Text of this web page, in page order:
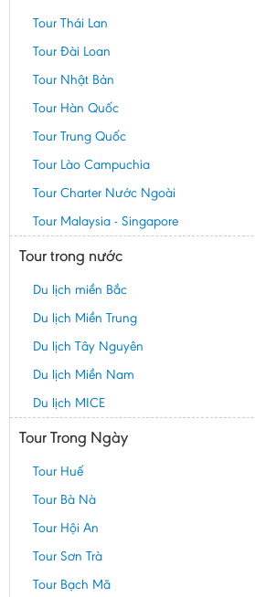
Tour Thái Lan
Tour Đài Loan
Tour Nhật Bản
Tour Hàn Quốc
Tour Trung Quốc
Tour Lào Campuchia
Tour Charter Nước Ngoài
Tour Malaysia - Singapore
Tour trong nước
Du lịch miền Bắc
Du lịch Miền Trung
Du lịch Tây Nguyên
Du lịch Miền Nam
Du lịch MICE
Tour Trong Ngày
Tour Huế
Tour Bà Nà
Tour Hội An
Tour Sơn Trà
Tour Bạch Mã